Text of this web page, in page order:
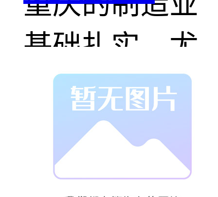
基础扎实，尤
其在电子配件
和精密加工领
域拥有丰富的